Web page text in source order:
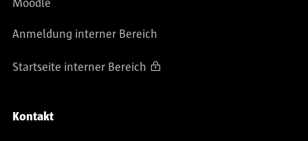
Moodle
Anmeldung interner Bereich
Startseite interner Bereich
Kontakt